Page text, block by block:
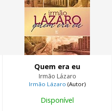
Quem era eu
Irmão Lázaro
Irmão Lázaro (Autor)
Disponível